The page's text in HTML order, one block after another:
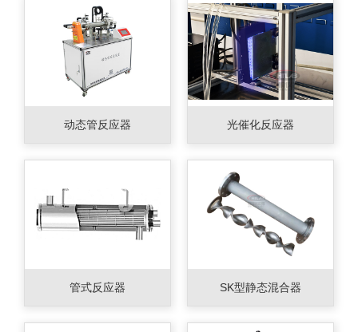
动态管反应器 光催化反应器
管式反应器 SK型静态混合器